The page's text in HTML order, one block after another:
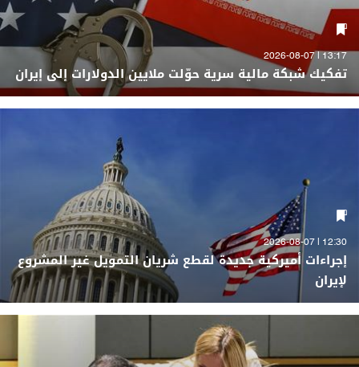
13:17 | 2026-08-07
تفكيك شبكة مالية سرية حوّلت ملايين الدولارات إلى إيران
12:30 | 2026-08-07
إجراءات أميركية جديدة لقطع شريان التمويل غير المشروع
لإيران